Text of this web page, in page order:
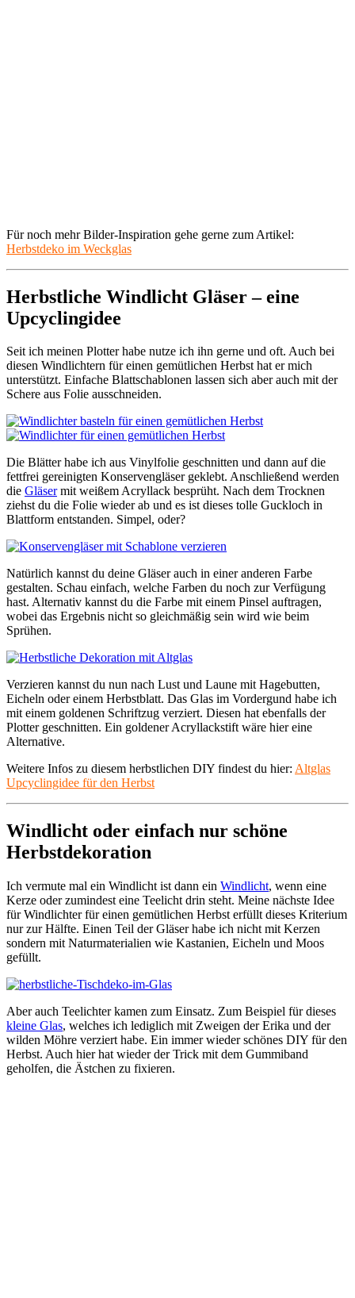
Für noch mehr Bilder-Inspiration gehe gerne zum Artikel:
Herbstdeko im Weckglas
Herbstliche Windlicht Gläser – eine
Upcyclingidee
Seit ich meinen Plotter habe nutze ich ihn gerne und oft. Auch bei
diesen Windlichtern für einen gemütlichen Herbst hat er mich
unterstützt. Einfache Blattschablonen lassen sich aber auch mit der
Schere aus Folie ausschneiden.
Die Blätter habe ich aus Vinylfolie geschnitten und dann auf die
fettfrei gereinigten Konservengläser geklebt. Anschließend werden
die Gläsermit weißem Acryllack besprüht. Nach dem Trocknen
ziehst du die Folie wieder ab und es ist dieses tolle Guckloch in
Blattform entstanden. Simpel, oder?
Natürlich kannst du deine Gläser auch in einer anderen Farbe
gestalten. Schau einfach, welche Farben du noch zur Verfügung
hast. Alternativ kannst du die Farbe mit einem Pinsel auftragen,
wobei das Ergebnis nicht so gleichmäßig sein wird wie beim
Sprühen.
Verzieren kannst du nun nach Lust und Laune mit Hagebutten,
Eicheln oder einem Herbstblatt. Das Glas im Vordergund habe ich
mit einem goldenen Schriftzug verziert. Diesen hat ebenfalls der
Plotter geschnitten. Ein goldener Acryllackstift wäre hier eine
Alternative.
Weitere Infos zu diesem herbstlichen DIY findest du hier: Altglas
Upcyclingidee für den Herbst
Windlicht oder einfach nur schöne
Herbstdekoration
Ich vermute mal ein Windlicht ist dann ein Windlicht, wenn eine
Kerze oder zumindest eine Teelicht drin steht. Meine nächste Idee
für Windlichter für einen gemütlichen Herbst erfüllt dieses Kriterium
nur zur Hälfte. Einen Teil der Gläser habe ich nicht mit Kerzen
sondern mit Naturmaterialien wie Kastanien, Eicheln und Moos
gefüllt.
Aber auch Teelichter kamen zum Einsatz. Zum Beispiel für dieses
kleine Glas, welches ich lediglich mit Zweigen der Erika und der
wilden Möhre verziert habe. Ein immer wieder schönes DIY für den
Herbst. Auch hier hat wieder der Trick mit dem Gummiband
geholfen, die Ästchen zu fixieren.